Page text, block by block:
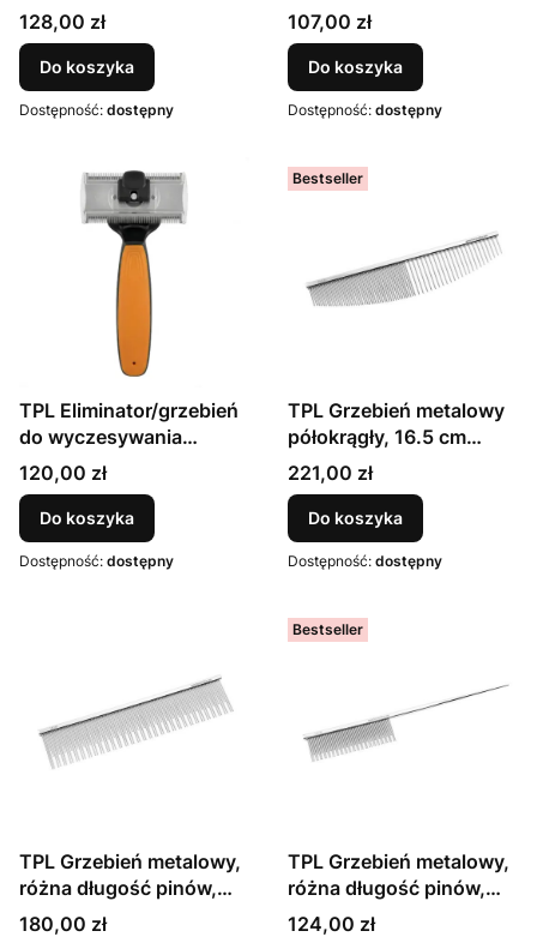
podszerstka z
podwójnymi obrotowymi
ostrzami ze stali
nierdzewnej (110 mm x
40 mm), odstęp między
rozmiar L, fioletowy
Cena
128,00 zł
Do koszyka
Dostępność: dostępny
podszerstka z
podwójnymi obrotowymi
ostrzami ze stali
nierdzewnej (45 mm x
40 mm), odstęp między
rozmiar S, miętowy
Cena
107,00 zł
Do koszyka
Dostępność: dostępny
TPL Eliminator/grzebień
do wyczesywania
podszerstka z
podwójnymi obrotowymi
ostrzami ze stali
nierdzewnej (76 mm x
40 mm), odstęp między
Cena
120,00 zł
Do koszyka
Dostępność: dostępny
Bestseller
TPL Grzebień metalowy
półokrągły, 16.5 cm
żelazo + chrom
Cena
221,00 zł
Do koszyka
Dostępność: dostępny
TPL Grzebień metalowy,
różna długość pinów,
16.5 cm żelazo + chrom
Cena
180,00 zł
Bestseller
TPL Grzebień metalowy,
różna długość pinów,
uchwyt, 19.3 cm żelazo
Cena
124,00 zł